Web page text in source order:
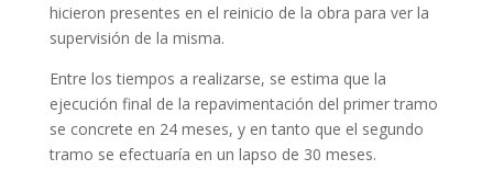
hicieron presentes en el reinicio de la obra para ver la
supervisión de la misma.
Entre los tiempos a realizarse, se estima que la
ejecución final de la repavimentación del primer tramo
se concrete en 24 meses, y en tanto que el segundo
tramo se efectuaría en un lapso de 30 meses.